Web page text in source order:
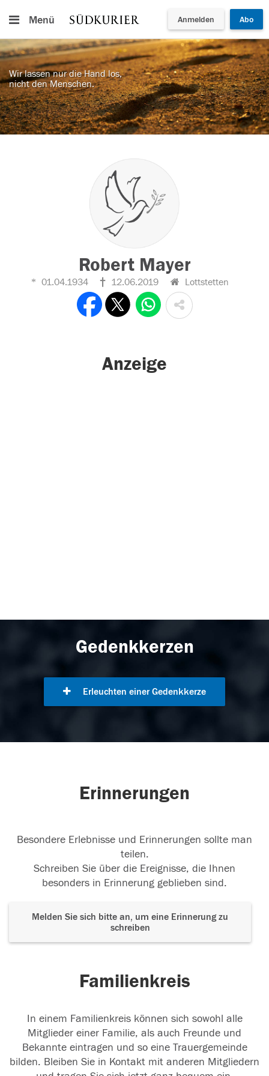
Menü Anmelden Abo
Wir lassen nur die Hand los,
nicht den Menschen.
Robert Mayer
01.04.1934 12.06.2019 Lottstetten
Anzeige
Gedenkkerzen
Erleuchten einer Gedenkkerze
Erinnerungen
Besondere Erlebnisse und Erinnerungen sollte man
teilen.
Schreiben Sie über die Ereignisse, die Ihnen
besonders in Erinnerung geblieben sind.
Melden Sie sich bitte an, um eine Erinnerung zu
schreiben
Familienkreis
In einem Familienkreis können sich sowohl alle
Mitglieder einer Familie, als auch Freunde und
Bekannte eintragen und so eine Trauergemeinde
bilden. Bleiben Sie in Kontakt mit anderen Mitgliedern